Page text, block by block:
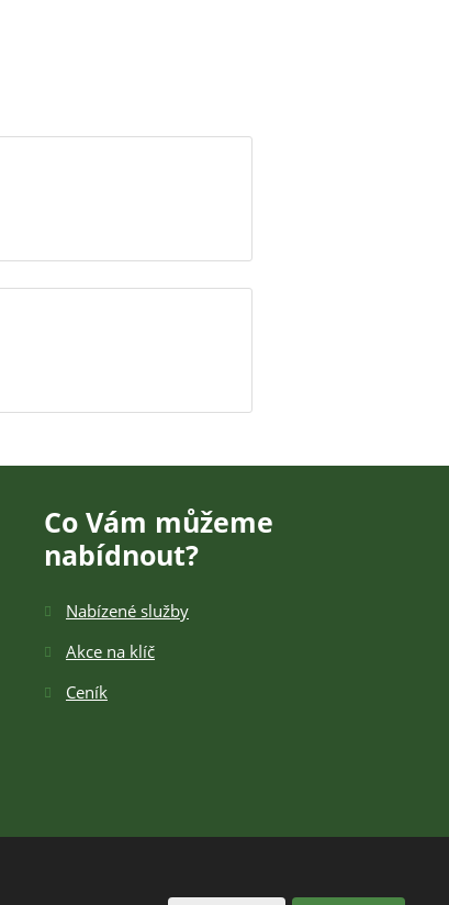
Co Vám můžeme
nabídnout?
Nabízené služby
Akce na klíč
Ceník